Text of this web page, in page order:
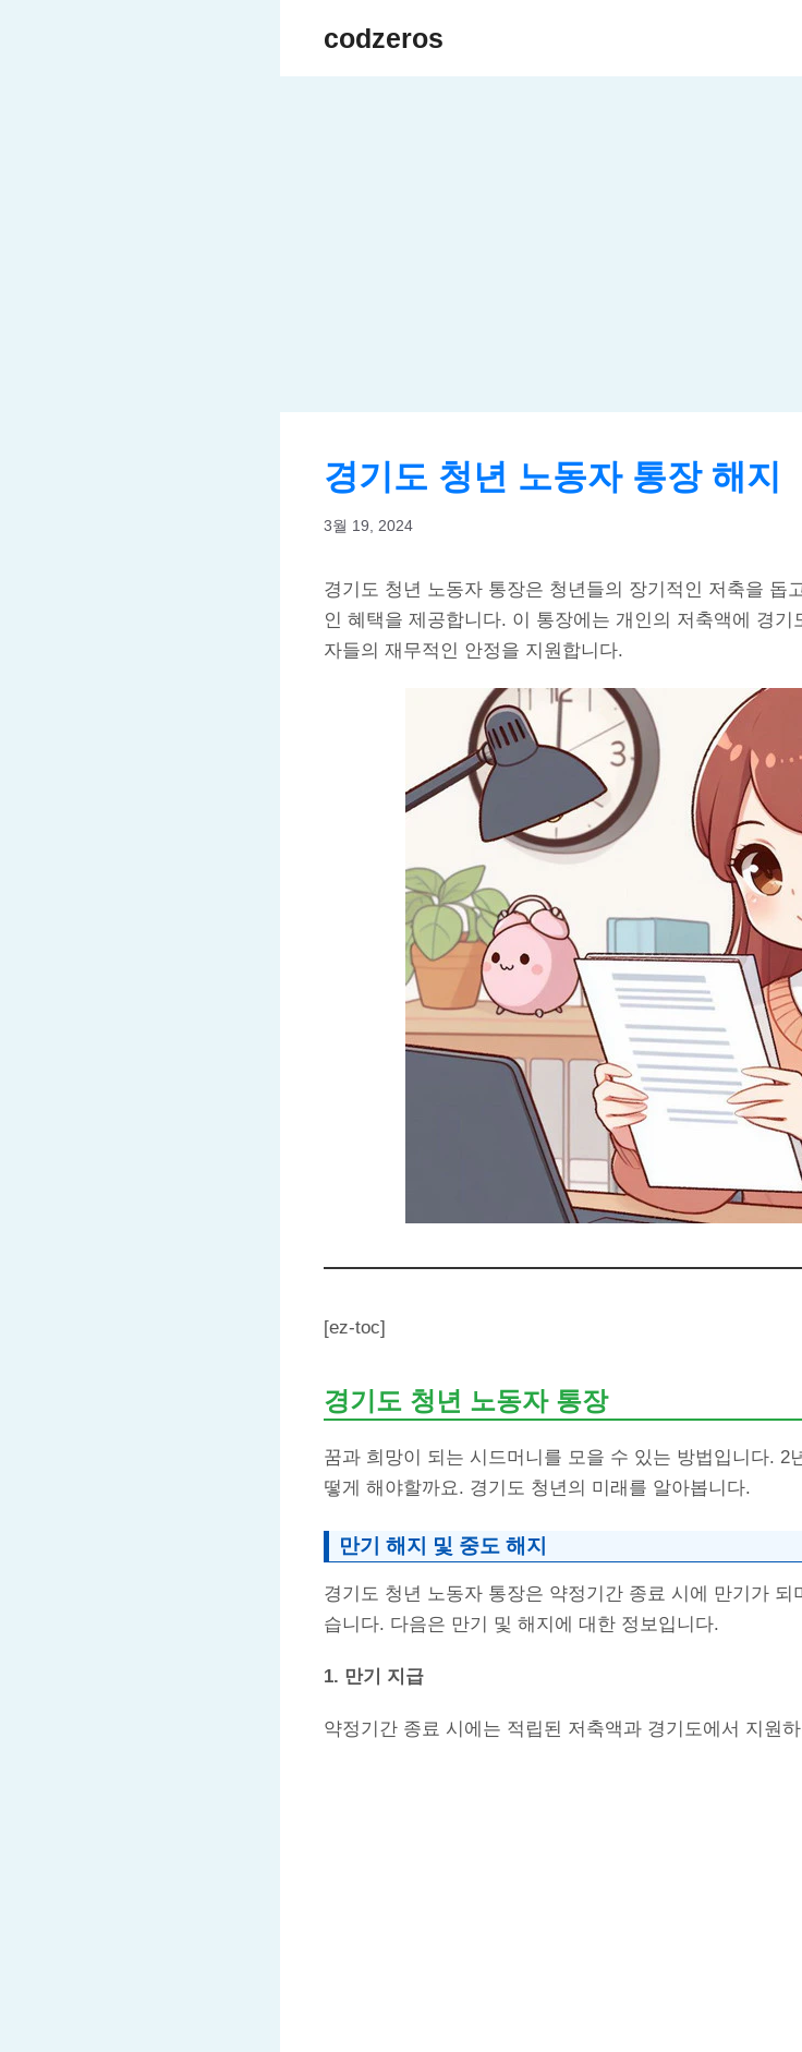
codzeros
경기도 청년 노동자 통장 해지
3월 19, 2024
경기도 청년 노동자 통장은 청년들의 장기적인 저축을 돕
인 혜택을 제공합니다. 이 통장에는 개인의 저축액에 경
자들의 재무적인 안정을 지원합니다.
[ez-toc]
경기도 청년 노동자 통장
꿈과 희망이 되는 시드머니를 모을 수 있는 방법입니다. 2
떻게 해야할까요. 경기도 청년의 미래를 알아봅니다.
만기 해지 및 중도 해지
경기도 청년 노동자 통장은 약정기간 종료 시에 만기가
습니다. 다음은 만기 및 해지에 대한 정보입니다.
1. 만기 지급
약정기간 종료 시에는 적립된 저축액과 경기도에서 지원